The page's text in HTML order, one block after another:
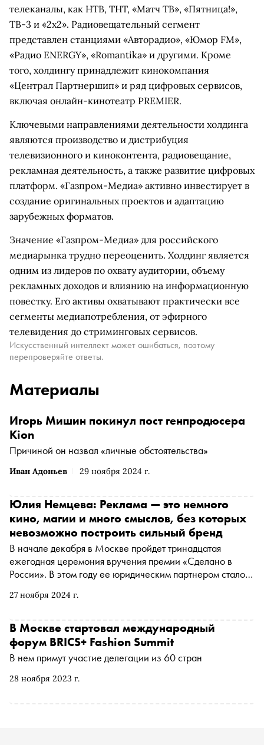
телеканалы, как НТВ, ТНТ, «Матч ТВ», «Пятница!»,
ТВ-3 и «2x2». Радиовещательный сегмент
представлен станциями «Авторадио», «Юмор FM»,
«Радио ENERGY», «Romantika» и другими. Кроме
того, холдингу принадлежит кинокомпания
«Централ Партнершип» и ряд цифровых сервисов,
включая онлайн-кинотеатр PREMIER.
Ключевыми направлениями деятельности холдинга
являются производство и дистрибуция
телевизионного и киноконтента, радиовещание,
рекламная деятельность, а также развитие цифровых
платформ. «Газпром-Медиа» активно инвестирует в
создание оригинальных проектов и адаптацию
зарубежных форматов.
Значение «Газпром-Медиа» для российского
медиарынка трудно переоценить. Холдинг является
одним из лидеров по охвату аудитории, объему
рекламных доходов и влиянию на информационную
повестку. Его активы охватывают практически все
сегменты медиапотребления, от эфирного
телевидения до стриминговых сервисов.
Искусственный интеллект может ошибаться, поэтому
перепроверяйте ответы.
Материалы
Иван Адоньев 29 ноября 2024 г.
Игорь Мишин покинул пост генпродюсера
Kion
Причиной он назвал «личные обстоятельства»
27 ноября 2024 г.
Юлия Немцева: Реклама — это немного
кино, магии и много смыслов, без которых
невозможно построить сильный бренд
В начале декабря в Москве пройдет тринадцатая
ежегодная церемония вручения премии «Сделано в
России». В этом году ее юридическим партнером стало
управляющим партнером, экспертом по вопросам
пути из корпорации в собственное дело и специфике
рекламного рынка в части экспертизы и размещения
рекламы сложных объектов
28 ноября 2023 г.
В Москве стартовал международный
форум BRICS+ Fashion Summit
В нем примут участие делегации из 60 стран